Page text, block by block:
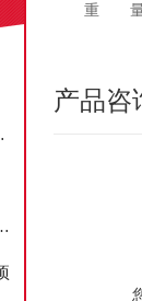
方式
差有哪些呢？
重 量
产品咨